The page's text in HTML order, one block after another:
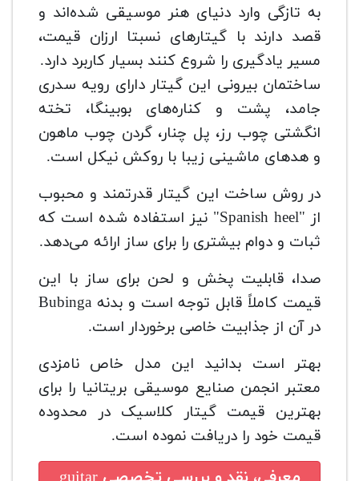
به تازگی وارد دنیای هنر موسیقی شده‌اند و
قصد دارند با گیتارهای نسبتا ارزان قیمت،
مسیر یادگیری را شروع کنند بسیار کاربرد دارد.
ساختمان بیرونی این گیتار دارای رویه سدری
جامد، پشت و کناره‌های بوبینگا، تخته
انگشتی چوب رز، پل چنار، گردن چوب ماهون
و هدهای ماشینی زیبا با روکش نیکل است.
در روش ساخت این گیتار قدرتمند و محبوب
از "Spanish heel" نیز استفاده شده است که
ثبات و دوام بیشتری را برای ساز ارائه می‌دهد.
صدا، قابلیت پخش و لحن برای ساز با این
قیمت کاملاً قابل توجه است و بدنه Bubinga
در آن از جذابیت خاصی برخوردار است.
بهتر است بدانید این مدل خاص نامزدی
معتبر انجمن صنایع موسیقی بریتانیا را برای
بهترین قیمت گیتار کلاسیک در محدوده
قیمت خود را دریافت نموده است.